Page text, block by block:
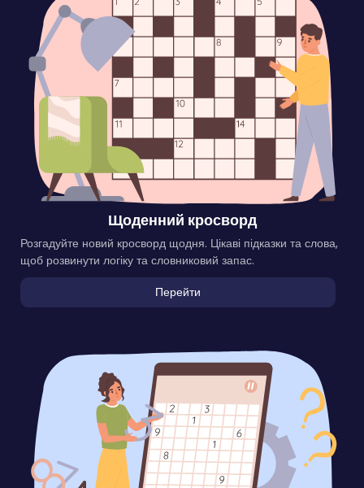
Щоденний кросворд
Розгадуйте новий кросворд щодня. Цікаві підказки та слова,
щоб розвинути логіку та словниковий запас.
Перейти